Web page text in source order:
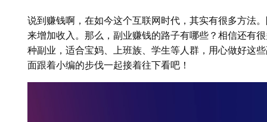
说到赚钱啊，在如今这个互联网时代，其实有很多方法
来增加收入。那么，副业赚钱的路子有哪些？相信还有
种副业，适合宝妈、上班族、学生等人群，用心做好这
面跟着小编的步伐一起接着往下看吧！